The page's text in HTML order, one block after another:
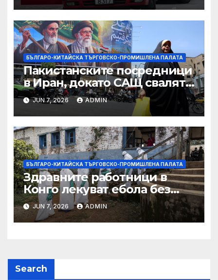
принудителен труд:
Министерство на
търговията
БЪЛГАРО-КИТАЙСКА ТЪРГОВСКО-ПРОМИШЛЕНА ПАЛАТА
Пакистанските посредници
в Иран, докато САЩ свалят
дронове, Ливан търси мир
JUN 7, 2026 ADMIN
БЪЛГАРО-КИТАЙСКА ТЪРГОВСКО-ПРОМИШЛЕНА ПАЛАТА
Здравните работници в
Конго лекуват ебола без
заплащане, докато СЗО
търси ресурси
JUN 7, 2026 ADMIN
Search